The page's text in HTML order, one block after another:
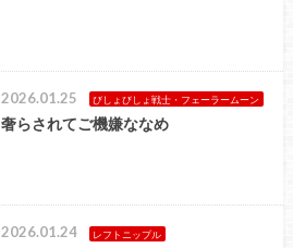
2026.01.25 びしょびしょ戦士・フェーラームーン
奢らされてご機嫌ななめ
2026.01.24 レフトニップル